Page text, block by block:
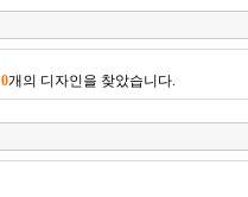
0개의 디자인을 찾았습니다.